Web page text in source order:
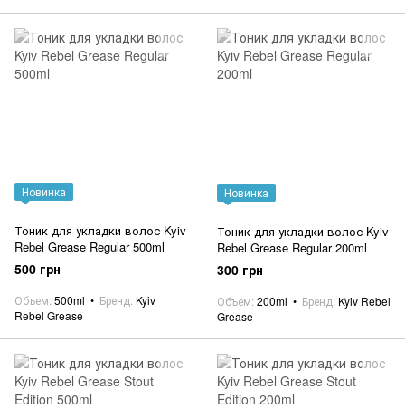
Новинка
Тоник для укладки волос Kyiv
Rebel Grease Regular 500ml
500 грн
Объем 500ml Бренд Kyiv
Rebel Grease
Новинка
Тоник для укладки волос Kyiv
Rebel Grease Regular 200ml
300 грн
Объем 200ml Бренд Kyiv Rebel
Grease